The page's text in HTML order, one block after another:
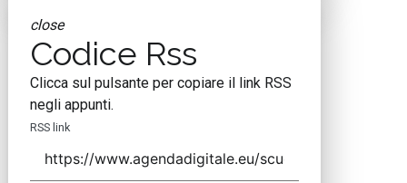
close
Codice Rss
Clicca sul pulsante per copiare il link RSS
negli appunti.
RSS link